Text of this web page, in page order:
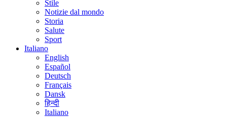
Stile
Notizie dal mondo
Storia
Salute
Sport
Italiano
English
Español
Deutsch
Français
Dansk
हिन्दी
Italiano